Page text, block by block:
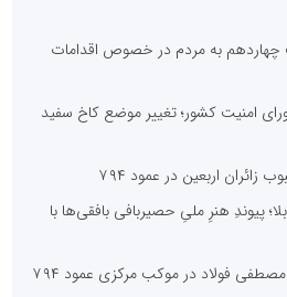
به مردم در خصوص اقدامات
امنیت کشور؛ تغییر موضع کاخ سفید
اربعین در عمود ۷۹۴
پیوندِ هنرِ ملیِ حصیربافی بافقی‌ها با
فولاد در موکب مرکزی عمود ۷۹۴